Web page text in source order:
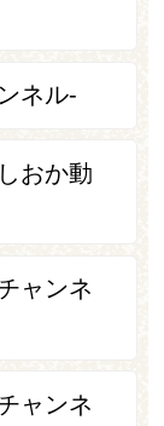
ネル-
おか動
ャンネ
ャンネ